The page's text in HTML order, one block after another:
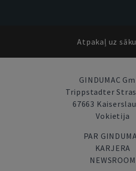
Atpakaļ uz
GINDUMAC
Trippstadter
67663
Vokietija
PAR
KARJERA
NEWSROOM